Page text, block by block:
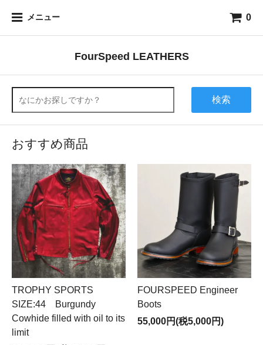
メニュー 0
FourSpeed LEATHERS
検索
おすすめ商品
TROPHY SPORTS
SIZE:44 Burgundy
Cowhide filled with oil to its
limit
FOURSPEED Engineer
Boots
55,000円(税5,000円)